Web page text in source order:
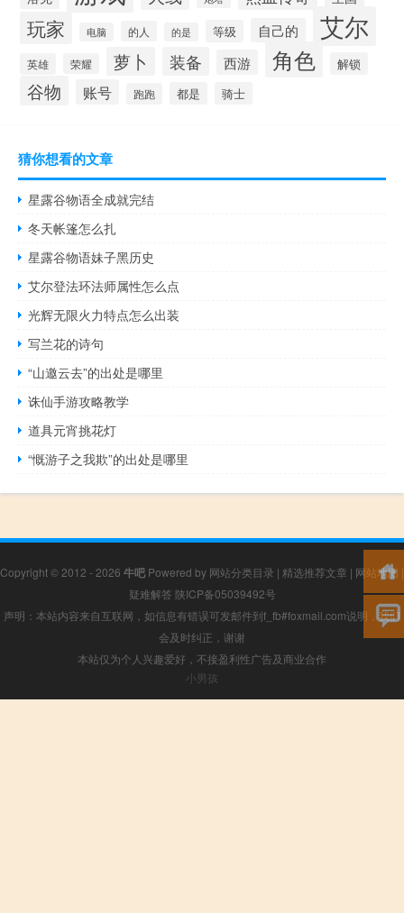
玩家 电脑 的人 的是 等级 自己的 艾尔
英雄 荣耀 萝卜 装备 西游 角色 解锁
谷物 账号 跑跑 都是 骑士
猜你想看的文章
星露谷物语全成就完结
冬天帐篷怎么扎
星露谷物语妹子黑历史
艾尔登法环法师属性怎么点
光辉无限火力特点怎么出装
写兰花的诗句
“山邀云去”的出处是哪里
诛仙手游攻略教学
道具元宵挑花灯
“慨游子之我欺”的出处是哪里
Copyright © 2012 - 2026 牛吧 Powered by 网站分类目录 | 精选推荐文章 | 网站地图 |
疑难解答 陕ICP备05039492号
声明：本站内容来自互联网，如信息有错误可发邮件到f_fb#foxmail.com说明，我们
会及时纠正，谢谢
本站仅为个人兴趣爱好，不接盈利性广告及商业合作
小男孩